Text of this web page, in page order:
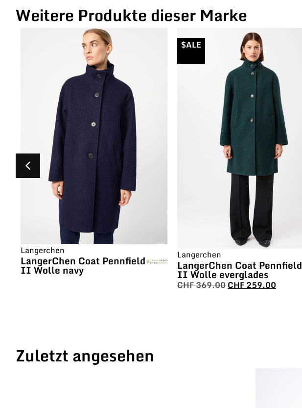
Weitere Produkte dieser Marke
Langerchen
LangerChen Coat Pennfield
II Wolle navy
$ALE
Langerchen
LangerChen Coat Pennfield
II Wolle everglades
CHF369.00CHF259.00
Zuletzt angesehen